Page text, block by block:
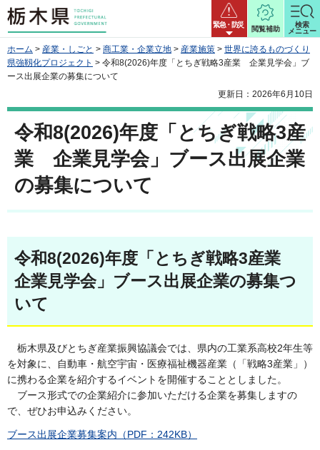
栃木県 緊急・防災
閲覧補助
検索
メニュー
ホーム > 産業・しごと > 商工業・企業立地 > 産業施策 > 世界に誇るものづくり
県強靱化プロジェクト > 令和8(2026)年度「とちぎ戦略3産業 企業見学会」ブ
ース出展企業の募集について
更新日：2026年6月10日
令和8(2026)年度「とちぎ戦略3産
業 企業見学会」ブース出展企業
の募集について
令和8(2026)年度「とちぎ戦略3産業
企業見学会」ブース出展企業の募集つ
いて
栃木県及びとちぎ産業振興協議会では、県内の工業系高校2年生等
を対象に、自動車・航空宇宙・医療福祉機器産業（「戦略3産業」）
に携わる企業を紹介するイベントを開催することとしました。
ブース形式での企業紹介に参加いただける企業を募集しますの
で、ぜひお申込みください。
ブース出展企業募集案内（PDF：242KB）